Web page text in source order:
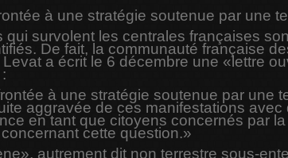
à une stratégie soutenue par une
qui survolent les centrales françaises
De fait, la communauté française
a écrit le 6 décembre une «lettre
à une stratégie soutenue par
aggravée de ces manifestations
en tant que citoyens concernés par
cette question.»
autrement dit non terrestre sous-